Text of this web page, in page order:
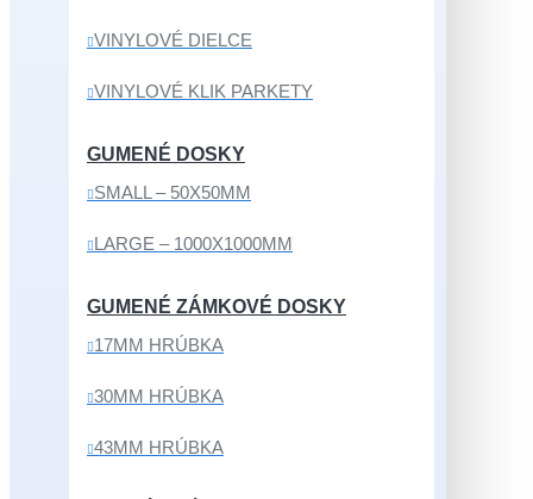
VINYLOVÉ DIELCE
VINYLOVÉ KLIK PARKETY
GUMENÉ DOSKY
SMALL – 50X50MM
LARGE – 1000X1000MM
GUMENÉ ZÁMKOVÉ DOSKY
17MM HRÚBKA
30MM HRÚBKA
43MM HRÚBKA